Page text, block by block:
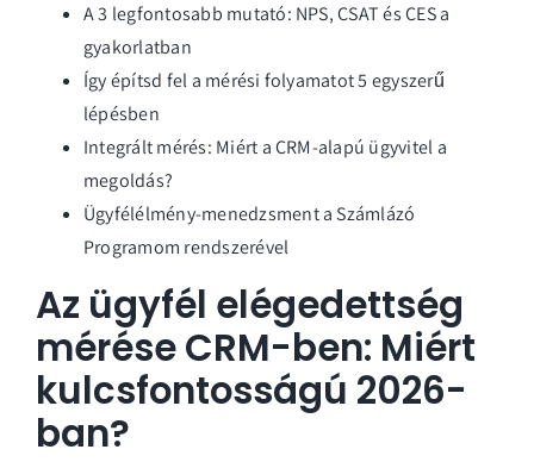
A 3 legfontosabb mutató: NPS, CSAT és CES a
gyakorlatban
Így építsd fel a mérési folyamatot 5 egyszerű
lépésben
Integrált mérés: Miért a CRM-alapú ügyvitel a
megoldás?
Ügyfélélmény-menedzsment a Számlázó
Programom rendszerével
Az ügyfél elégedettség
mérése CRM-ben: Miért
kulcsfontosságú 2026-
ban?